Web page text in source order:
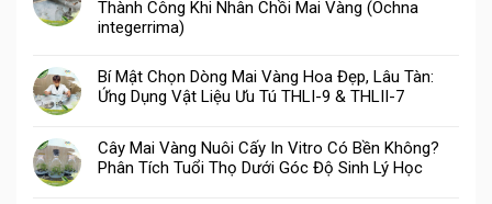
Thành Công Khi Nhân Chồi Mai Vàng (Ochna
integerrima)
Bí Mật Chọn Dòng Mai Vàng Hoa Đẹp, Lâu Tàn:
Ứng Dụng Vật Liệu Ưu Tú THLI-9 & THLII-7
Cây Mai Vàng Nuôi Cấy In Vitro Có Bền Không?
Phân Tích Tuổi Thọ Dưới Góc Độ Sinh Lý Học